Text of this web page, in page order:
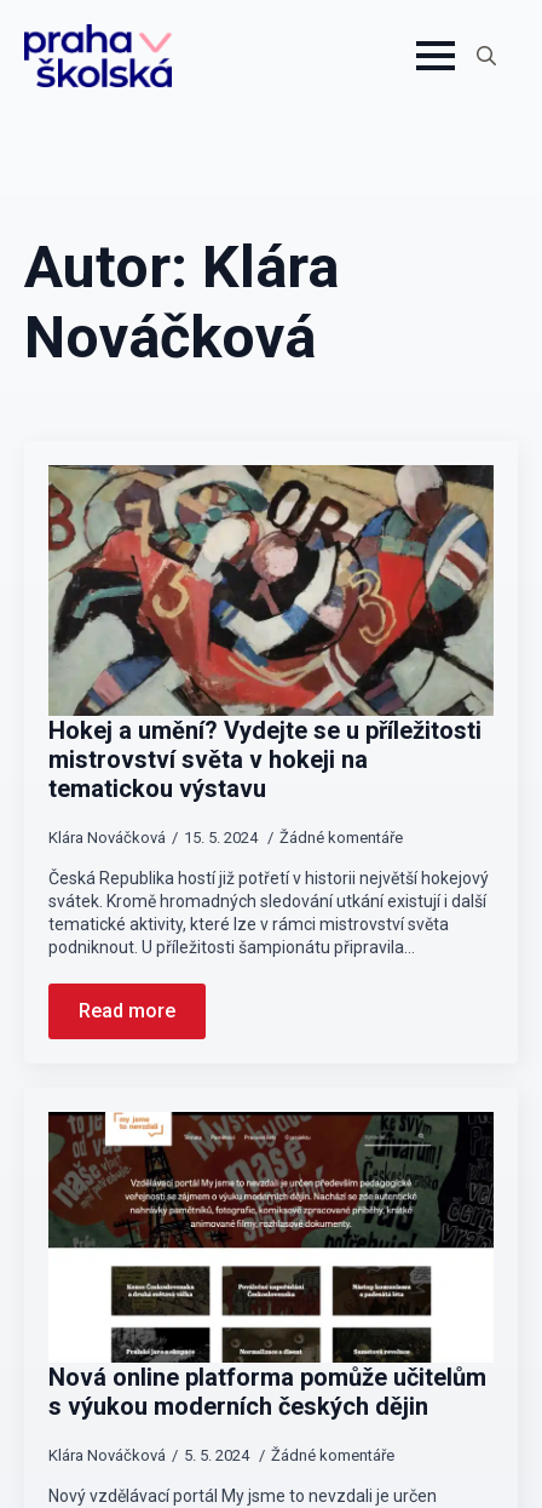
Autor: Klára
Nováčková
Hokej a umění? Vydejte se u příležitosti
mistrovství světa v hokeji na
tematickou výstavu
Klára Nováčková 15. 5. 2024 Žádné komentáře
Česká Republika hostí již potřetí v historii největší hokejový
svátek. Kromě hromadných sledování utkání existují i další
tematické aktivity, které lze v rámci mistrovství světa
podniknout. U příležitosti šampionátu připravila…
Read more
Nová online platforma pomůže učitelům
s výukou moderních českých dějin
Klára Nováčková 5. 5. 2024 Žádné komentáře
Nový vzdělávací portál My jsme to nevzdali je určen